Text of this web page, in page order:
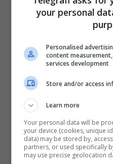
Trim Jetullahu
your personal
Personalised
content
services development
Store and/or access
Learn more
Your personal data will be
your device (cookies, unique
data) may be stored by,
partners, or used specifically
may use precise geolocation